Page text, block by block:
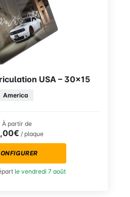
USA – 30×15
America
À partir de
/ plaque
le vendredi 7 août